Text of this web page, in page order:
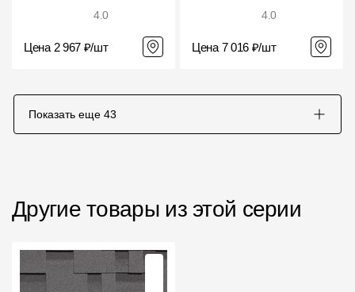
4.0
Цена 2 967 ₽/шт
4.0
Цена 7 016 ₽/шт
Показать еще 43
Другие товары из этой серии